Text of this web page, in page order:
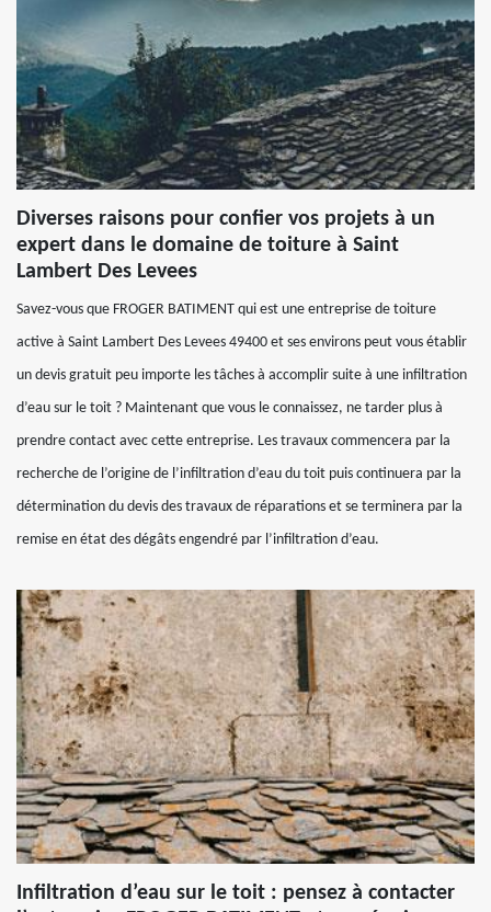
Diverses raisons pour confier vos projets à un
expert dans le domaine de toiture à Saint
Lambert Des Levees
Savez-vous que FROGER BATIMENT qui est une entreprise de toiture
active à Saint Lambert Des Levees 49400 et ses environs peut vous établir
un devis gratuit peu importe les tâches à accomplir suite à une infiltration
d’eau sur le toit ? Maintenant que vous le connaissez, ne tarder plus à
prendre contact avec cette entreprise. Les travaux commencera par la
recherche de l’origine de l’infiltration d’eau du toit puis continuera par la
détermination du devis des travaux de réparations et se terminera par la
remise en état des dégâts engendré par l’infiltration d’eau.
Infiltration d’eau sur le toit : pensez à contacter